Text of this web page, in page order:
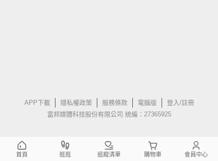
APP下載 隱私權政策 服務條款 電腦版
登入/註冊
富邦媒體科技股份有限公司 統編：27365925
首頁 逛逛 追蹤清單 購物車 會員中心